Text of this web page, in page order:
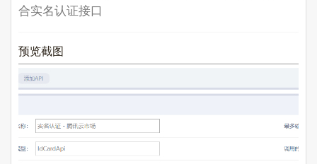
合实名认证接口
预览截图